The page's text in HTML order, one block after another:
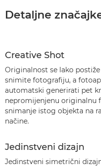
Detaljne
Creative Shot
Originalnost se lako
snimite fotografiju, a
automatski generirati pet
nepromijenjenu originalnu
snimanje istog objekta na
načine.
Jedinstveni dizajn
Jedinstveni simetrični